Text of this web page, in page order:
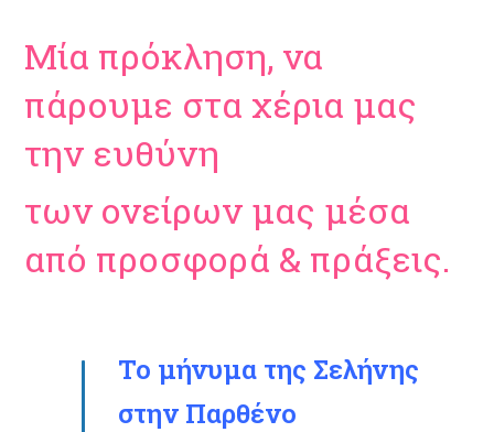
Μία πρόκληση, να
πάρουμε στα χέρια μας
την ευθύνη
των ονείρων μας μέσα
από προσφορά & πράξεις.
Το μήνυμα της Σελήνης
στην Παρθένο